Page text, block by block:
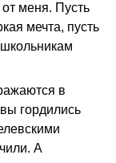
меня. Пусть
мечта, пусть
в
гордились
А